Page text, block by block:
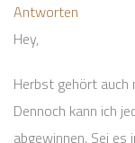
Antworten
Hey,
Herbst gehört auch
Dennoch kann ich
abgewinnen. Sei